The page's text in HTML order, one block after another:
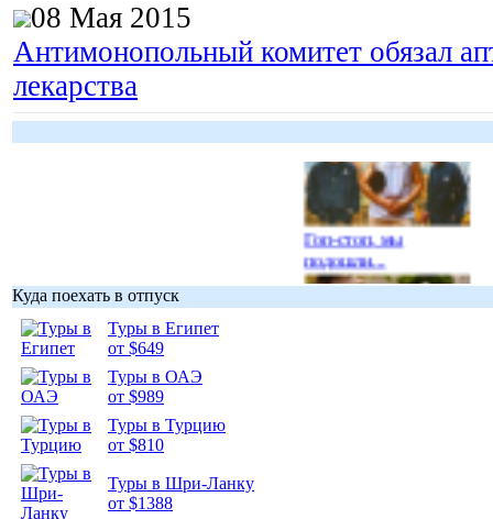
08 Мая 2015
Антимонопольный комитет обязал
лекарства
Гоп-стоп, мы
подошли...
Куда поехать в отпуск
Туры в Египет
от $649
Туры в ОАЭ
от $989
Туры в Турцию
от $810
Туры в Шри-Ланку
от $1388